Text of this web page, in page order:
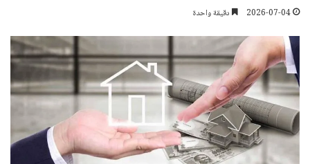
2026-07-04 دقيقة واحدة